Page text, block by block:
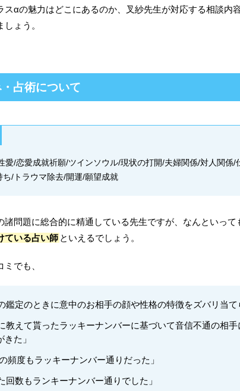
スαの魅力はどこにあるのか、叉紗先生が対応する相談内
ょう。
占術について
愛/恋愛成就祈願/ツインソウル/現状の打開/夫婦関係/対人関係/
ち/トラウマ除去/開運/願望成就
諸問題に総合的に精通している先生ですが、なんといって
ている占い師 といえるでしょう。
でも、
鑑定のときに意中のお相手の顔や性格の特徴をズバリ当て
教えて貰ったラッキーナンバーに基づいて音信不通の相
きた」
の頻度もラッキーナンバー通りだった」
回数もランキーナンバー通りでした」